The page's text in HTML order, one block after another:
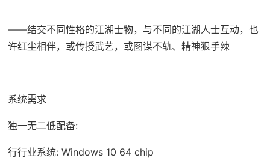
——结交不同性格的江湖士物，与不同的江湖人士互动，也
许红尘相伴，或传授武艺，或图谋不轨、精神狠手辣
系统需求
独一无二低配备:
行行业系统: Windows 10 64 chip